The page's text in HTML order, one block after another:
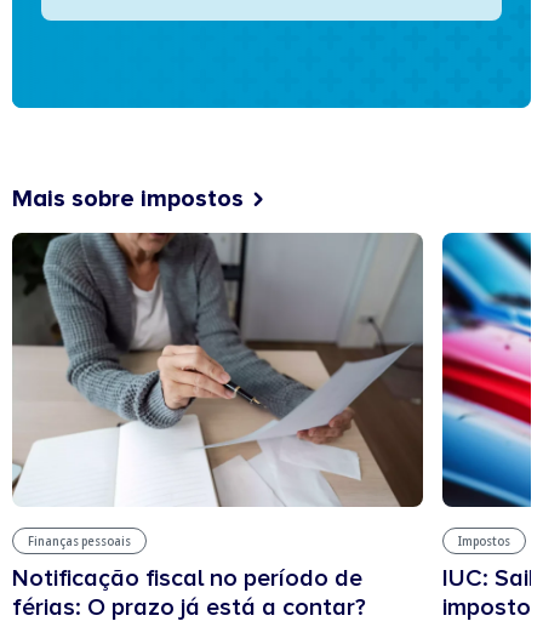
Mais sobre impostos
Finanças pessoais
Notificação fiscal no período de
férias: O prazo já está a contar?
Impostos
IUC:
imposto